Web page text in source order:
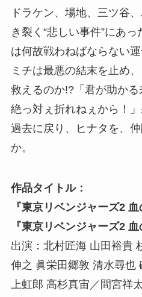
ドラケン、場地、三ツ谷
き裂く“悲しい事件”にあ
は何故戦わねばならない
ミチは最悪の結末を止め
救えるのか!?「君が助かる
絶っ対ぇ折れねぇから！
過去に戻り、ヒナタを、
か。
作品タイトル：
『東京リベンジャーズ2
『東京リベンジャーズ2
出演：北村匠海 山田裕貴
伸之 眞栄田郷敦 清水尋也
上虹郎 高杉真宙／間宮祥